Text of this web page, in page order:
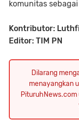
komunitas
Kontributor:
Editor: TIM PN
Dilarang
menayangkan
PituruhNews.com